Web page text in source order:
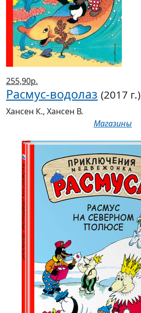
255,90р.
Расмус-водолаз (2017 г.)
Хансен К., Хансен В.
Магазины